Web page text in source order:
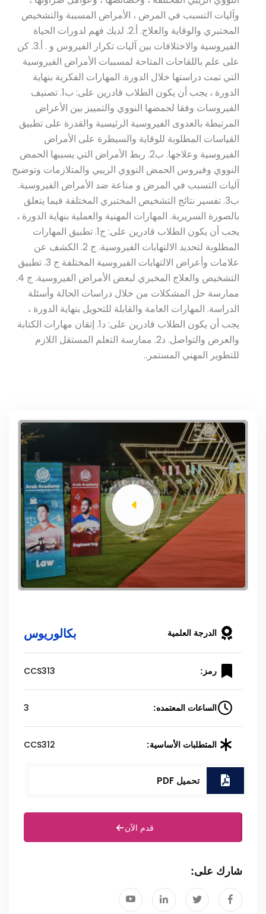
وآليات التسبب في المرض ، الأمراض المسببة والتشخيص
المختبري والوقاية والعلاج. أ.2. لديك فهم لدورات الحياة
الفيروسية والاختلافات بين آليات تكرار الفيروس و . أ.3. كن
على علم باللقاحات المتاحة لمسببات الأمراض الفيروسية
التي تمت دراستها خلال الدورة. المهارات الفكرية بنهاية
الدورة ، يجب أن يكون الطلاب قادرين على: ب1. تصنيف
الفيروسات وفقا لحمضها النووي والتمييز بين الأعراض
المرتبطة بالعدوى الفيروسية الرئيسية والقدرة على تطبيق
القياسات المطلوبة للوقاية والسيطرة على الأمراض
الفيروسية وعلاجها. ب2. ربط الأمراض التي يسببها الحمض
النووي وفيروس الحمض النووي الريبي والمتلازمات وتوضيح
آليات التسبب في المرض و مناعة ضد الأمراض الفيروسية.
ب3. تفسير نتائج التشخيص المختبري المختلفة فيما يتعلق
بالصورة السريرية. المهارات المهنية والعملية بنهاية الدورة ،
يجب أن يكون الطلاب قادرين على: ج1. تطبيق المهارات
المطلوبة لتحديد الالتهابات الفيروسية. ج 2. الكشف عن
علامات وأعراض الالتهابات الفيروسية المختلفة ج 3. تطبيق
التشخيص والعلاج المخبري لبعض الأمراض الفيروسية. ج 4.
ممارسة حل المشكلات من خلال دراسات الحالة وأسئلة
الدراسة. المهارات العامة والقابلة للتحويل بنهاية الدورة ،
يجب أن يكون الطلاب قادرين على: د1. إتقان مهارات الكتابة
والعرض والتواصل. د2. ممارسة التعلم المستقل اللازم
للتطوير المهني المستمر..
الدرجة العلمية بكالوريوس
رمز: CCS313
الساعات المعتمده: 3
المتطلبات الأساسية: CCS312
تحميل PDF
قدم الآن
شارك على: